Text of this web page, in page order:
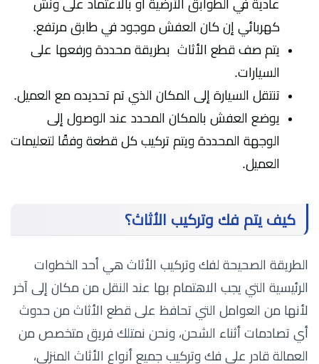
عادية في الطوابق الأرضية أو بالاعتماد على ونش
كهربائي إن كان العفش موجود في طابق مرتفع.
يتم صف قطع الأثاث بطريقة محددة ورفعها على
السيارات.
تنتقل السيارة إلى المكان الذي تم تحديده مع العميل.
يوضع العفش بالمكان المحدد عند الوصول إلى
الوجهة المحددة ويتم تركيب كل قطعة وفقًا لتعليمات
العميل.
كيف يتم فك وتركيب الأثاث؟
الطريقة الصحيحة لفك وتركيب الأثاث هي أحد الخطوات
الرئيسية التي يجب الاهتمام بها عند النقل من مكان إلى آخر
لأنها من العوامل التي تحافظ على قطع الأثاث من حدوث
أي تصادمات أثناء الشحن، ونحن نمتلك فريق متخصص من
العمالة قادر على فك وتركيب جميع أنواع الأثاث المنزلي،